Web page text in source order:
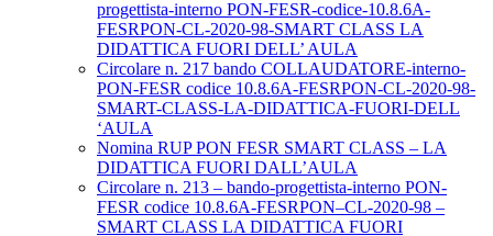
progettista-interno PON-FESR-codice-10.8.6A-
FESRPON-CL-2020-98-SMART CLASS LA
DIDATTICA FUORI DELL’ AULA
Circolare n. 217 bando COLLAUDATORE-interno-
PON-FESR codice 10.8.6A-FESRPON-CL-2020-98-
SMART-CLASS-LA-DIDATTICA-FUORI-DELL
‘AULA
Nomina RUP PON FESR SMART CLASS – LA
DIDATTICA FUORI DALL’AULA
Circolare n. 213 – bando-progettista-interno PON-
FESR codice 10.8.6A-FESRPON–CL-2020-98 –
SMART CLASS LA DIDATTICA FUORI